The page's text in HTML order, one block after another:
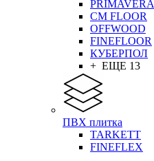
PRIMAVERA
CM FLOOR
OFFWOOD
FINEFLOOR
КУБЕРПОЛ
+ ЕЩЕ 13
ПВХ плитка
TARKETT
FINEFLEX